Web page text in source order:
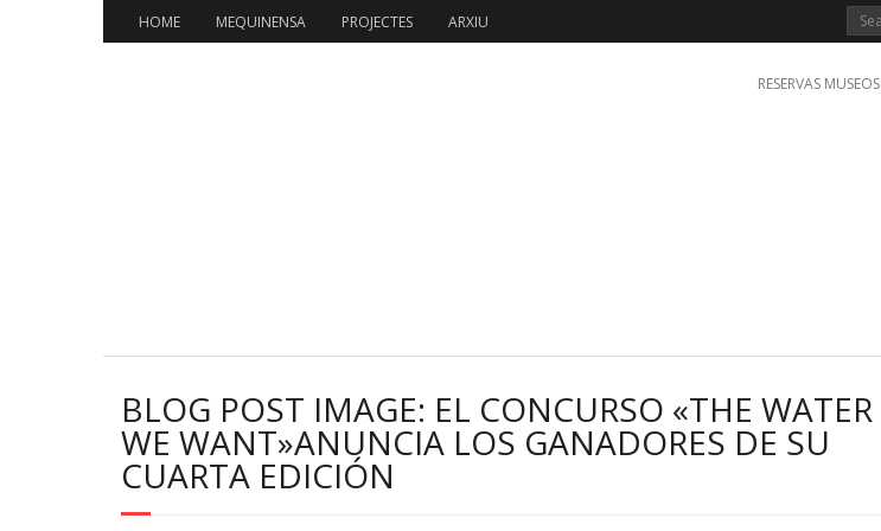
HOME MEQUINENSA PROJECTES ARXIU
RESERVAS MUSEOS
BLOG POST IMAGE: EL CONCURSO «THE WATER
WE WANT»ANUNCIA LOS GANADORES DE SU
CUARTA EDICIÓN